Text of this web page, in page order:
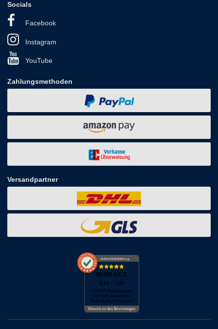
Socials
Facebook
Instagram
YouTube
Zahlungsmethoden
Versandpartner
AUSGEZEICHNET.org
SEHR GUT
4.91 / 5.00
173.452 Bewertungen
von hier, amazon.de,
ebay.de, facebook.com
Hinweis zu den Bewertungen